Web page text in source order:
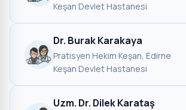
Keşan Devlet Hastanesi
Dr. Burak Karakaya
Pratisyen Hekim·Keşan, Edirne·
Keşan Devlet Hastanesi
Uzm. Dr. Dilek Karataş